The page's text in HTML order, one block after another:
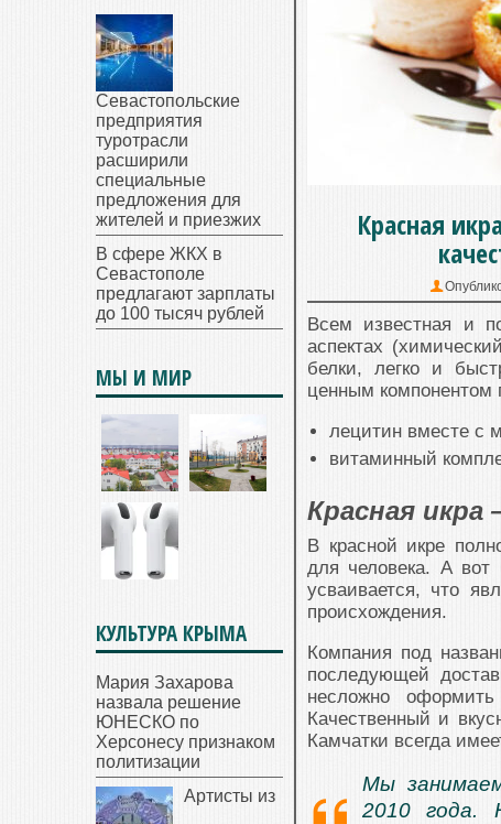
Красная
Всем известная и
аспектах
белки, легко и
ценным компонентом
лецитин вместе с
витаминный
Красная икра
В красной икре
для человека. А вот
усваивается, что
происхождения.
Компания под
последующей
несложно
Качественный и
Камчатки всегда
Мы
2010 года.
Севастопольские
предприятия
туротрасли
расширили
специальные
предложения для
жителей и приезжих
В сфере ЖКХ в
Севастополе
предлагают зарплаты
до 100 тысяч рублей
МЫ И МИР
КУЛЬТУРА КРЫМА
Мария Захарова
назвала решение
ЮНЕСКО по
Херсонесу признаком
политизации
Артисты из